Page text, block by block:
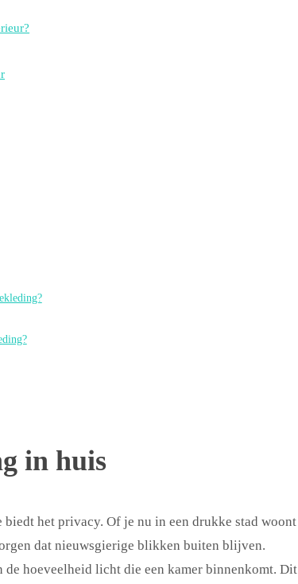
in huis
het privacy. Of je nu in een drukke stad woont
dat nieuwsgierige blikken buiten blijven.
hoeveelheid licht die een kamer binnenkomt. Dit